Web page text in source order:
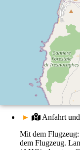
►
Anfahrt
Mit dem
dem Flugzeug.